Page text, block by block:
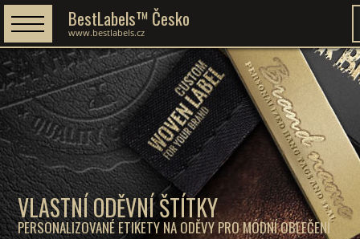
VLASTNÍ ODĚVNÍ ŠTÍTKY
PERSONALIZOVANÉ ETIKETY NA ODĚVY PRO MÓDNÍ OBLEČENÍ
BestLabels™ Česko
www.bestlabels.cz